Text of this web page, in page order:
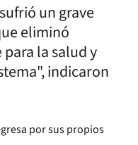
un grave
eliminó
la salud y
indicaron